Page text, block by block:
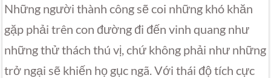
Những người thành công sẽ coi những khó khăn
gặp phải trên con đường đi đến vinh quang như
những thử thách thú vị, chứ không phải như những
trở ngại sẽ khiến họ gục ngã. Với thái độ tích cực